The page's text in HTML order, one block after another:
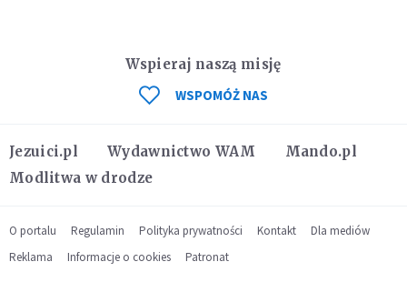
Jezuici.pl Wydawnictwo WAM
Mando.pl
Modlitwa w drodze
Wspieraj naszą misję
WSPOMÓŻ NAS
O portalu Regulamin Polityka prywatności Kontakt
Dla mediów
Reklama
Informacje o cookies Patronat